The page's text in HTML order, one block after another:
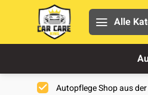
Alle
Autopflege Shop aus